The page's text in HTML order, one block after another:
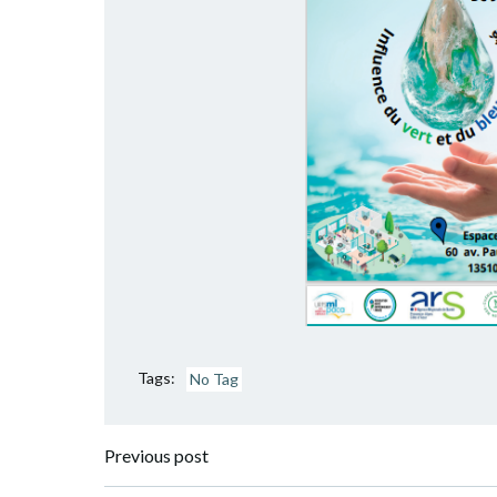
Tags: No Tag
Post
Previous post